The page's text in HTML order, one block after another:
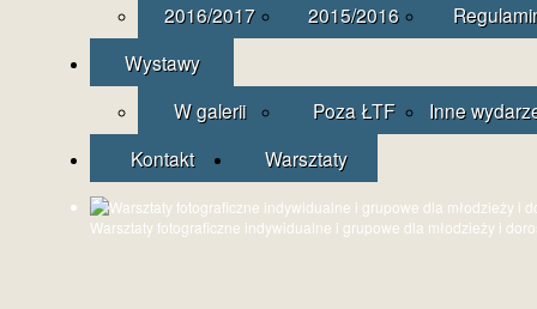
2016/2017
2015/2016
Wystawy
W galerii
Poza ŁTF
Inne
Kontakt
Warsztaty
Warsztaty fotograficzne indywidualne i grupowe dla młodzieży i